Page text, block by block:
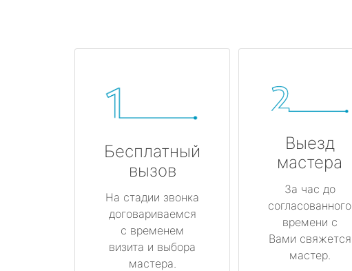
Бесплатный
вызов
На стадии звонка
договариваемся
с временем
визита и выбора
мастера.
Выезд
мастера
За час до
согласованного
времени с
Вами свяжется
мастер.